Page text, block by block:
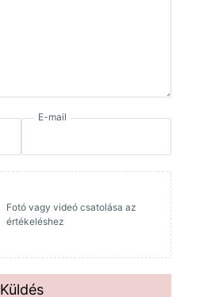
E-mail
Fotó vagy videó csatolása az
értékeléshez
Küldés